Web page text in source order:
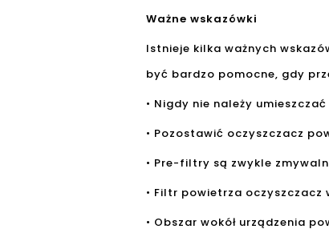
Ważne wskazówki
Istnieje kilka ważnych
być bardzo pomocne, gdy
• Nigdy nie należy
• Pozostawić oczyszczacz
• Pre-filtry są zwykle
• Filtr powietrza oczyszczacz
• Obszar wokół urządzenia